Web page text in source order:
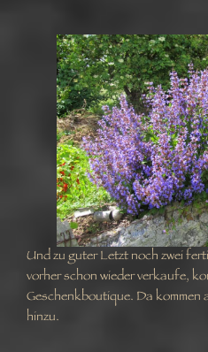
Und zu guter Letzt noch zwei
vorher schon wieder verkaufe,
Geschenkboutique. Da kommen
hinzu.